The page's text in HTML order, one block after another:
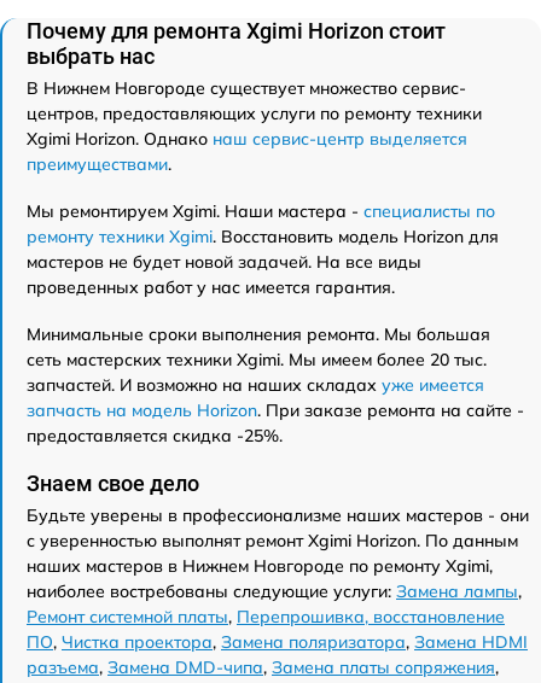
Почему для ремонта Xgimi Horizon стоит
выбрать нас
В Нижнем Новгороде существует множество сервис-
центров, предоставляющих услуги по ремонту техники
Xgimi Horizon. Однако наш сервис-центр выделяется
преимуществами.
Мы ремонтируем Xgimi. Наши мастера - специалисты по
ремонту техники Xgimi. Восстановить модель Horizon для
мастеров не будет новой задачей. На все виды
проведенных работ у нас имеется гарантия.
Минимальные сроки выполнения ремонта. Мы большая
сеть мастерских техники Xgimi. Мы имеем более 20 тыс.
запчастей. И возможно на наших складах уже имеется
запчасть на модель Horizon. При заказе ремонта на сайте -
предоставляется скидка -25%.
Знаем свое дело
Будьте уверены в профессионализме наших мастеров - они
с уверенностью выполнят ремонт Xgimi Horizon. По данным
наших мастеров в Нижнем Новгороде по ремонту Xgimi,
наиболее востребованы следующие услуги: Замена лампы,
Ремонт системной платы, Перепрошивка, восстановление
ПО, Чистка проектора, Замена поляризатора, Замена HDMI
разъема, Замена DMD-чипа, Замена платы сопряжения,